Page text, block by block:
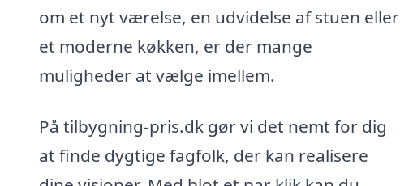
om et nyt værelse, en udvidelse af stuen eller
et moderne køkken, er der mange
muligheder at vælge imellem.
På tilbygning-pris.dk gør vi det nemt for dig
at finde dygtige fagfolk, der kan realisere